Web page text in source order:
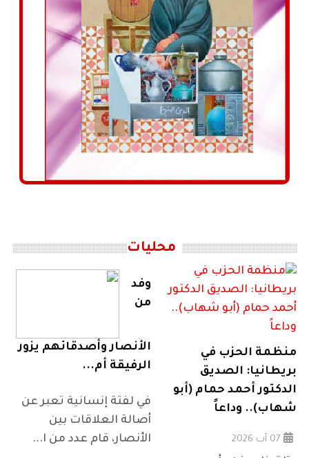
محليات
منظمة الحزب في
بريطانيا: الصديق
الدكتور أحمد حمام (أبو
شهاب).. وداعاً
وفد
من
الأنصار وأصدقائهم يزور
الرفيقة أم...
في لفتة إنسانية تعبر عن
أصالة العلاقات بين
الأنصار، قام عدد من ا...